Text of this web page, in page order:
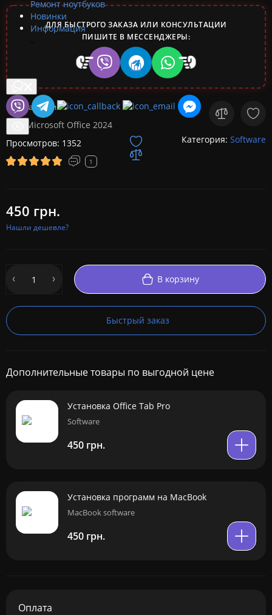
Ремонт ноутбуков
Новинки
Информация
ДЛЯ БЫСТРОГО ЗАКАЗА ИЛИ КОНСУЛЬТАЦИИ
ПИШИТЕ В МЕССЕНДЖЕРЫ:
В наличии
Microsoft Office 2024
Просмотров: 1352
1
Категория: Software
450 грн.
Нашли дешевле?
В корзину
Быстрый заказ
Дополнительные товары по выгодной цене
Установка Office Tab Pro
Software
450 грн.
Установка программ на MacBook
MacBook software
450 грн.
Оплата